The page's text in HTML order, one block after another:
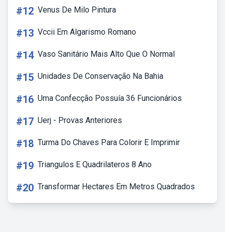
#12 Venus De Milo Pintura
#13 Vccii Em Algarismo Romano
#14 Vaso Sanitário Mais Alto Que O Normal
#15 Unidades De Conservação Na Bahia
#16 Uma Confecção Possuía 36 Funcionários
#17 Uerj - Provas Anteriores
#18 Turma Do Chaves Para Colorir E Imprimir
#19 Triangulos E Quadrilateros 8 Ano
#20 Transformar Hectares Em Metros Quadrados